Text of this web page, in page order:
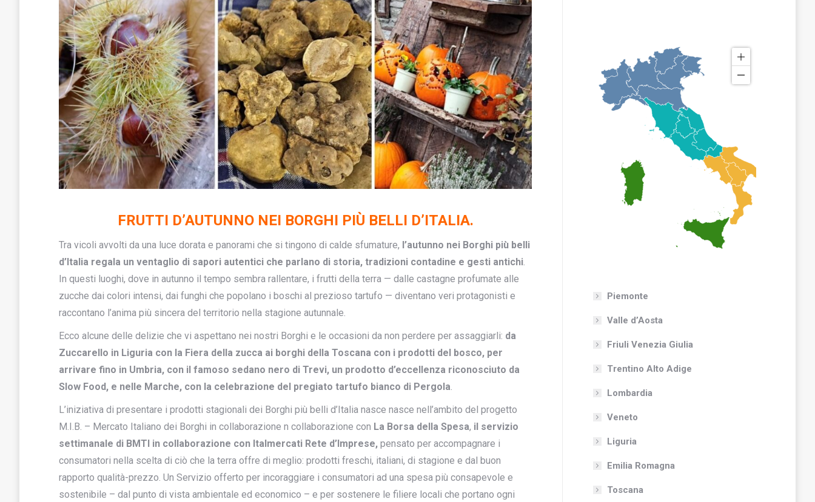
FRUTTI D’AUTUNNO NEI BORGHI PIÙ BELLI D’ITALIA.
Tra vicoli avvolti da una luce dorata e panorami che si tingono di calde sfumature, l’autunno nei Borghi più belli
d’Italia regala un ventaglio di sapori autentici che parlano di storia, tradizioni contadine e gesti antichi.
In questi luoghi, dove in autunno il tempo sembra rallentare, i frutti della terra — dalle castagne profumate alle
zucche dai colori intensi, dai funghi che popolano i boschi al prezioso tartufo — diventano veri protagonisti e
raccontano l’anima più sincera del territorio nella stagione autunnale.
Ecco alcune delle delizie che vi aspettano nei nostri Borghi e le occasioni da non perdere per assaggiarli: da
Zuccarello in Liguria con la Fiera della zucca ai borghi della Toscana con i prodotti del bosco, per
arrivare fino in Umbria, con il famoso sedano nero di Trevi, un prodotto d’eccellenza riconosciuto da
Slow Food, e nelle Marche, con la celebrazione del pregiato tartufo bianco di Pergola.
L’iniziativa di presentare i prodotti stagionali dei Borghi più belli d’Italia nasce nasce nell’ambito del progetto
M.I.B. – Mercato Italiano dei Borghi in collaborazione n collaborazione con La Borsa della Spesa, il servizio
settimanale di BMTI in collaborazione con Italmercati Rete d’Imprese, pensato per accompagnare i
consumatori nella scelta di ciò che la terra offre di meglio: prodotti freschi, italiani, di stagione e dal buon
rapporto qualità-prezzo. Un Servizio offerto per incoraggiare i consumatori ad una spesa più consapevole e
sostenibile – dal punto di vista ambientale ed economico – e per sostenere le filiere locali che portano ogni
Piemonte
Valle d’Aosta
Friuli Venezia Giulia
Trentino Alto Adige
Lombardia
Veneto
Liguria
Emilia Romagna
Toscana